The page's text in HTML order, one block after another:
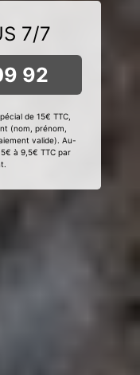
7/7
92
de 15€ TTC,
(nom, prénom,
valide). Au-
à 9,5€ TTC par